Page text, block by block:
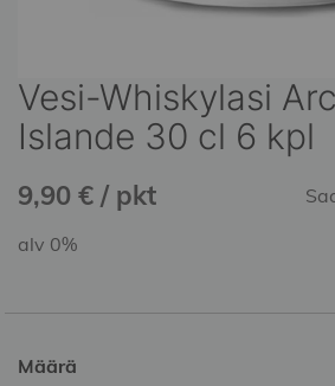
Vesi-Whiskylasi
Islande 30 cl 6 kpl
9,90 € / pkt
alv 0%
Määrä
Skip
to
the
of
images